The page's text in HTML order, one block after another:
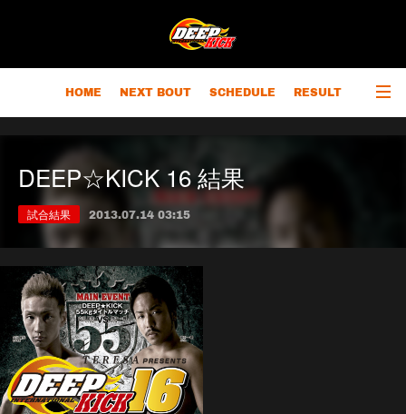
HOME NEXT BOUT SCHEDULE RESULT
RANKING
DEEP☆KICK 16 結果
試合結果 2013.07.14 03:15